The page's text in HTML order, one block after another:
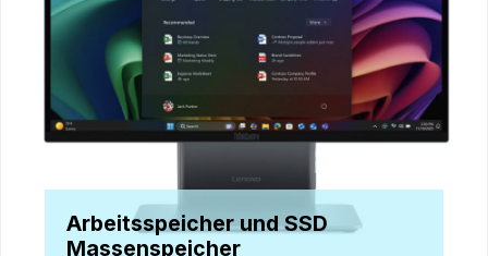
Arbeitsspeicher und SSD
Massenspeicher